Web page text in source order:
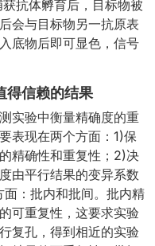
抗体孵育后，目标物被
会与目标物另一抗原表
底物后即可显色，信号
得信赖的结果
实验中衡量精确度的重
表现在两个方面：1)保
精确性和重复性；2)决
由平行结果的变异系数
面：批内和批间。批内精
可重复性，这要求实验
复孔，得到相近的实验